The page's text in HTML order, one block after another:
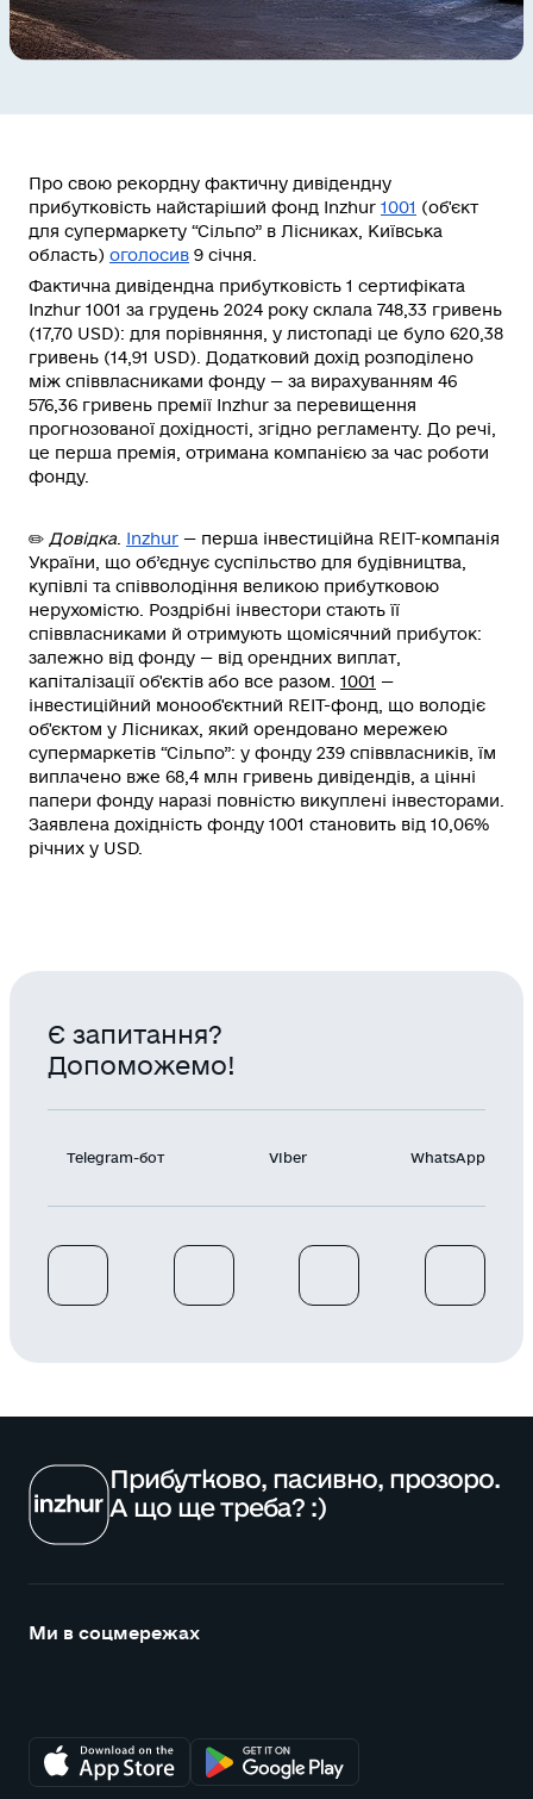
Про свою рекордну фактичну дивідендну
прибутковість найстаріший фонд Inzhur 1001 (об'єкт
для супермаркету “Сільпо” в Лісниках, Київська
область) оголосив 9 січня.
Фактична дивідендна прибутковість 1 сертифіката
Inzhur 1001 за грудень 2024 року склала 748,33 гривень
(17,70 USD): для порівняння, у листопаді це було 620,38
гривень (14,91 USD). Додатковий дохід розподілено
між співвласниками фонду — за вирахуванням 46
576,36 гривень премії Inzhur за перевищення
прогнозованої дохідності, згідно регламенту. До речі,
це перша премія, отримана компанією за час роботи
фонду.
✏️ Довідка Inzhur — перша інвестиційна REIT-компанія
України, що об’єднує суспільство для будівництва,
купівлі та співволодіння великою прибутковою
нерухомістю. Роздрібні інвестори стають її
співвласниками й отримують щомісячний прибуток:
залежно від фонду — від орендних виплат,
капіталізації об'єктів або все разом. 1001 —
інвестиційний монооб'єктний REIT-фонд, що володіє
об'єктом у Лісниках, який орендовано мережею
супермаркетів “Сільпо”: у фонду 239 співвласників, їм
виплачено вже 68,4 млн гривень дивідендів, а цінні
папери фонду наразі повністю викуплені інвесторами.
Заявлена дохідність фонду 1001 становить від 10,06%
річних у USD.
Є запитання?
Допоможемо!
Telegram-бот Viber WhatsApp
Прибутково, пасивно, прозоро.
А що ще треба? :)
Ми в соцмережах